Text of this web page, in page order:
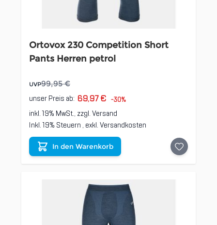
Ortovox 230 Competition Short
Pants Herren petrol
UVP99,95 €
unser Preis ab: 69,97 € -30%
inkl. 19% MwSt., zzgl.Versand
Inkl. 19% Steuern , exkl.Versandkosten
In den Warenkorb